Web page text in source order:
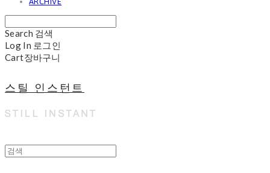
Search 검색
Log In 로그인
Cart장바구니
스틸 인스턴트